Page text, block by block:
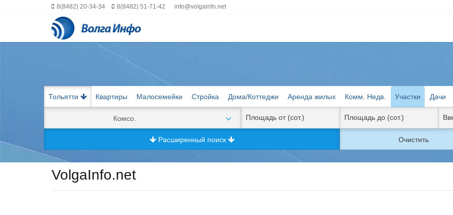
8(8482) 20-34-34 8(8482) 51-71-42 info@volgainfo.net
Тольятти Квартиры Малосемейки Стройка Дома/Коттеджи Аренда жилых Комм. Недв. Участки Дачи
Комсо.
Расширенный поиск Очистить
VolgaInfo.net